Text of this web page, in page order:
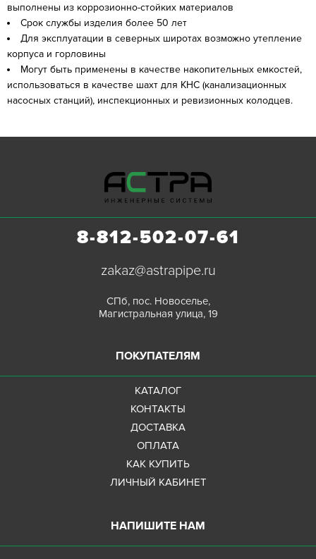
выполнены из коррозионно-стойких материалов
Срок службы изделия более 50 лет
Для эксплуатации в северных широтах возможно утепление
корпуса и горловины
Могут быть применены в качестве накопительных емкостей,
использоваться в качестве шахт для КНС (канализационных
насосных станций), инспекционных и ревизионных колодцев.
8-812-502-07-61
zakaz@astrapipe.ru
СПб, пос. Новоселье,
Магистральная улица, 19
ПОКУПАТЕЛЯМ
КАТАЛОГ
КОНТАКТЫ
ДОСТАВКА
ОПЛАТА
КАК КУПИТЬ
ЛИЧНЫЙ КАБИНЕТ
НАПИШИТЕ НАМ